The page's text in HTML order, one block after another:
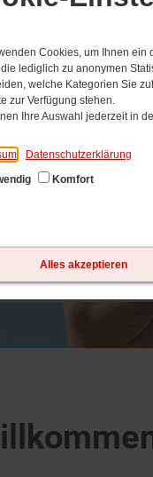
Cookies, um Ihnen ein
lediglich zu anonymen
welche Kategorien Sie
zur Verfügung stehen.
Ihre Auswahl jederzeit in
Datenschutzerklärung
Komfort
Alles akzeptieren